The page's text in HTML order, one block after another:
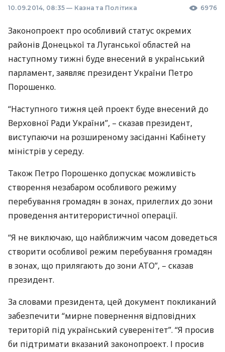
10.09.2014, 08:35 — Казна та Політика 6976
Законопроект про особливий статус окремих
районів Донецької та Луганської областей на
наступному тижні буде внесений в український
парламент, заявляє президент України Петро
Порошенко.
“Наступного тижня цей проект буде внесений до
Верховної Ради України”, – сказав президент,
виступаючи на розширеному засіданні Кабінету
міністрів у середу.
Також Петро Порошенко допускає можливість
створення незабаром особливого режиму
перебування громадян в зонах, прилеглих до зони
проведення антитерористичної операції.
“Я не виключаю, що найближчим часом доведеться
створити особливої ​​режим перебування громадян
в зонах, що прилягають до зони АТО”, – сказав
президент.
За словами президента, цей документ покликаний
забезпечити “мирне повернення відповідних
територій під український суверенітет”. “Я просив
би підтримати вказаний законопроект. І просив